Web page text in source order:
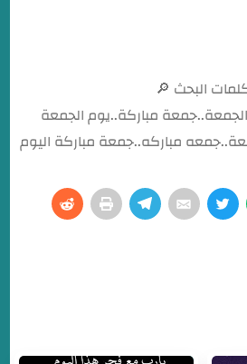
البحث 🔎
مباركة..يوم الجمعة
مباركه..جمعة مباركة اليوم